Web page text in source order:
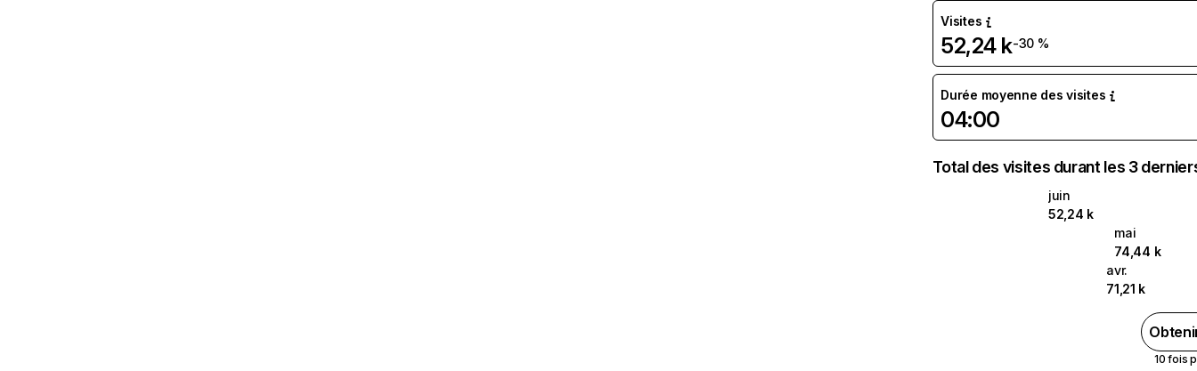
Visites
52,24 k-30 %
Durée moyenne des visites
04:00
Total des visites durant les 3
juin
52,24 k
mai
74,44 k
avr.
71,21 k
10 fois